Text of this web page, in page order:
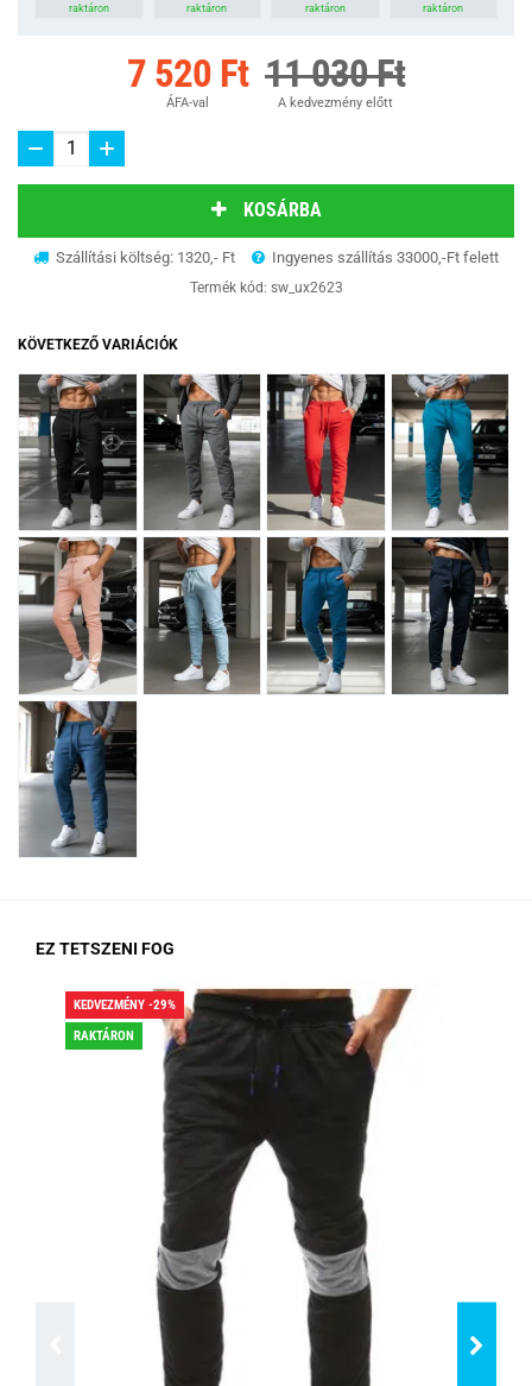
raktáron raktáron raktáron raktáron
7 520 Ft
ÁFA-val
11 030 Ft
A kedvezmény előtt
KOSÁRBA
Szállítási költség: 1320,- Ft Ingyenes szállítás 33000,-Ft felett
Termék kód: sw_ux2623
KÖVETKEZŐ VARIÁCIÓK
EZ TETSZENI FOG
KEDVEZMÉNY -29%
RAKTÁRON